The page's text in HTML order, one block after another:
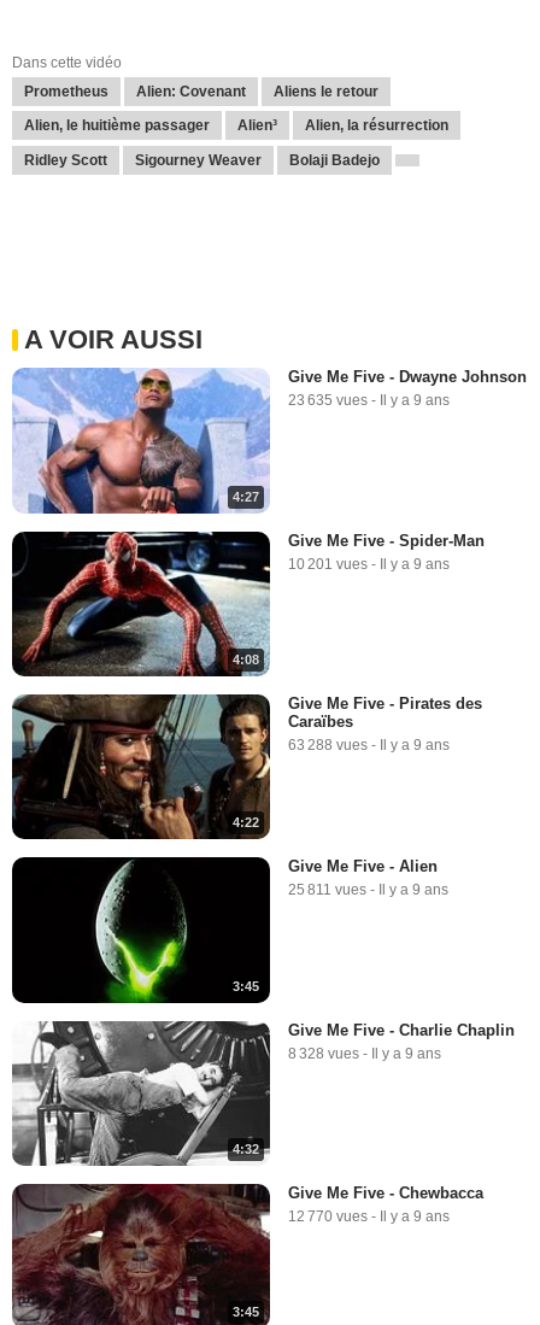
Dans cette vidéo
Prometheus
Alien: Covenant Aliens le retour
Alien, le huitième passager Alien³ Alien, la résurrection
Ridley Scott Sigourney Weaver Bolaji Badejo
A VOIR AUSSI
4:27
Give Me Five - Dwayne Johnson
23 635 vues - Il y a 9 ans
4:08
Give Me Five - Spider-Man
10 201 vues - Il y a 9 ans
4:22
Give Me Five - Pirates des
Caraïbes
63 288 vues - Il y a 9 ans
3:45
Give Me Five - Alien
25 811 vues - Il y a 9 ans
4:32
Give Me Five - Charlie Chaplin
8 328 vues - Il y a 9 ans
3:45
Give Me Five - Chewbacca
12 770 vues - Il y a 9 ans